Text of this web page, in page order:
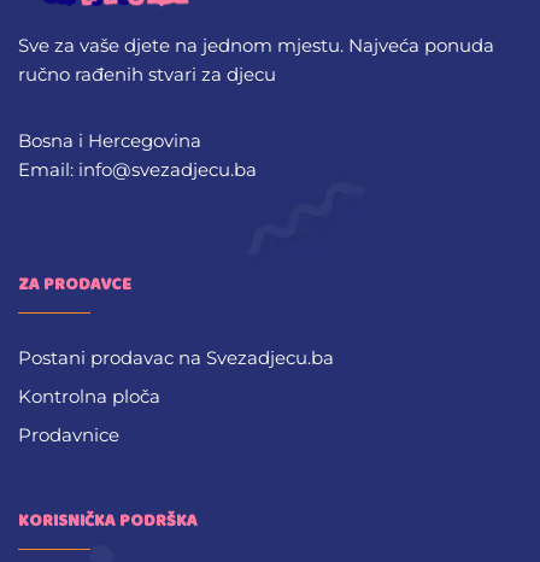
Sve za vaše djete na jednom mjestu. Najveća ponuda
ručno rađenih stvari za djecu
Bosna i Hercegovina
Email: info@svezadjecu.ba
ZA PRODAVCE
Postani prodavac na Svezadjecu.ba
Kontrolna ploča
Prodavnice
KORISNIČKA PODRŠKA